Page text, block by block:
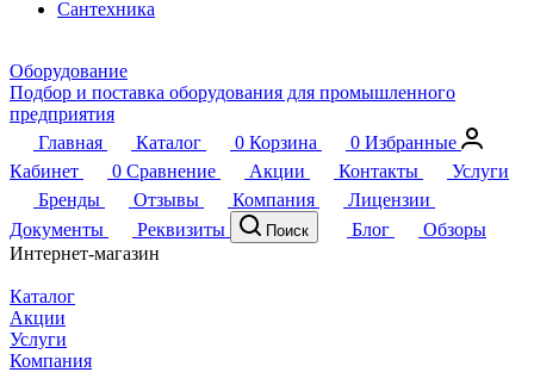
Сантехника
Оборудование
Подбор и поставка оборудования для промышленного
предприятия
Главная
Каталог 0 Корзина 0 Избранные
Кабинет
0 Сравнение Акции Контакты
Услуги
Бренды
Отзывы Компания
Лицензии
Документы
Реквизиты Поиск Блог
Обзоры
Интернет-магазин
Каталог
Акции
Услуги
Компания